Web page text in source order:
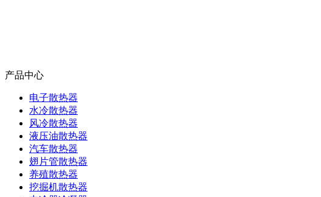
产品中心
电子散热器
水冷散热器
风冷散热器
液压油散热器
汽车散热器
翅片管散热器
养殖散热器
挖掘机散热器